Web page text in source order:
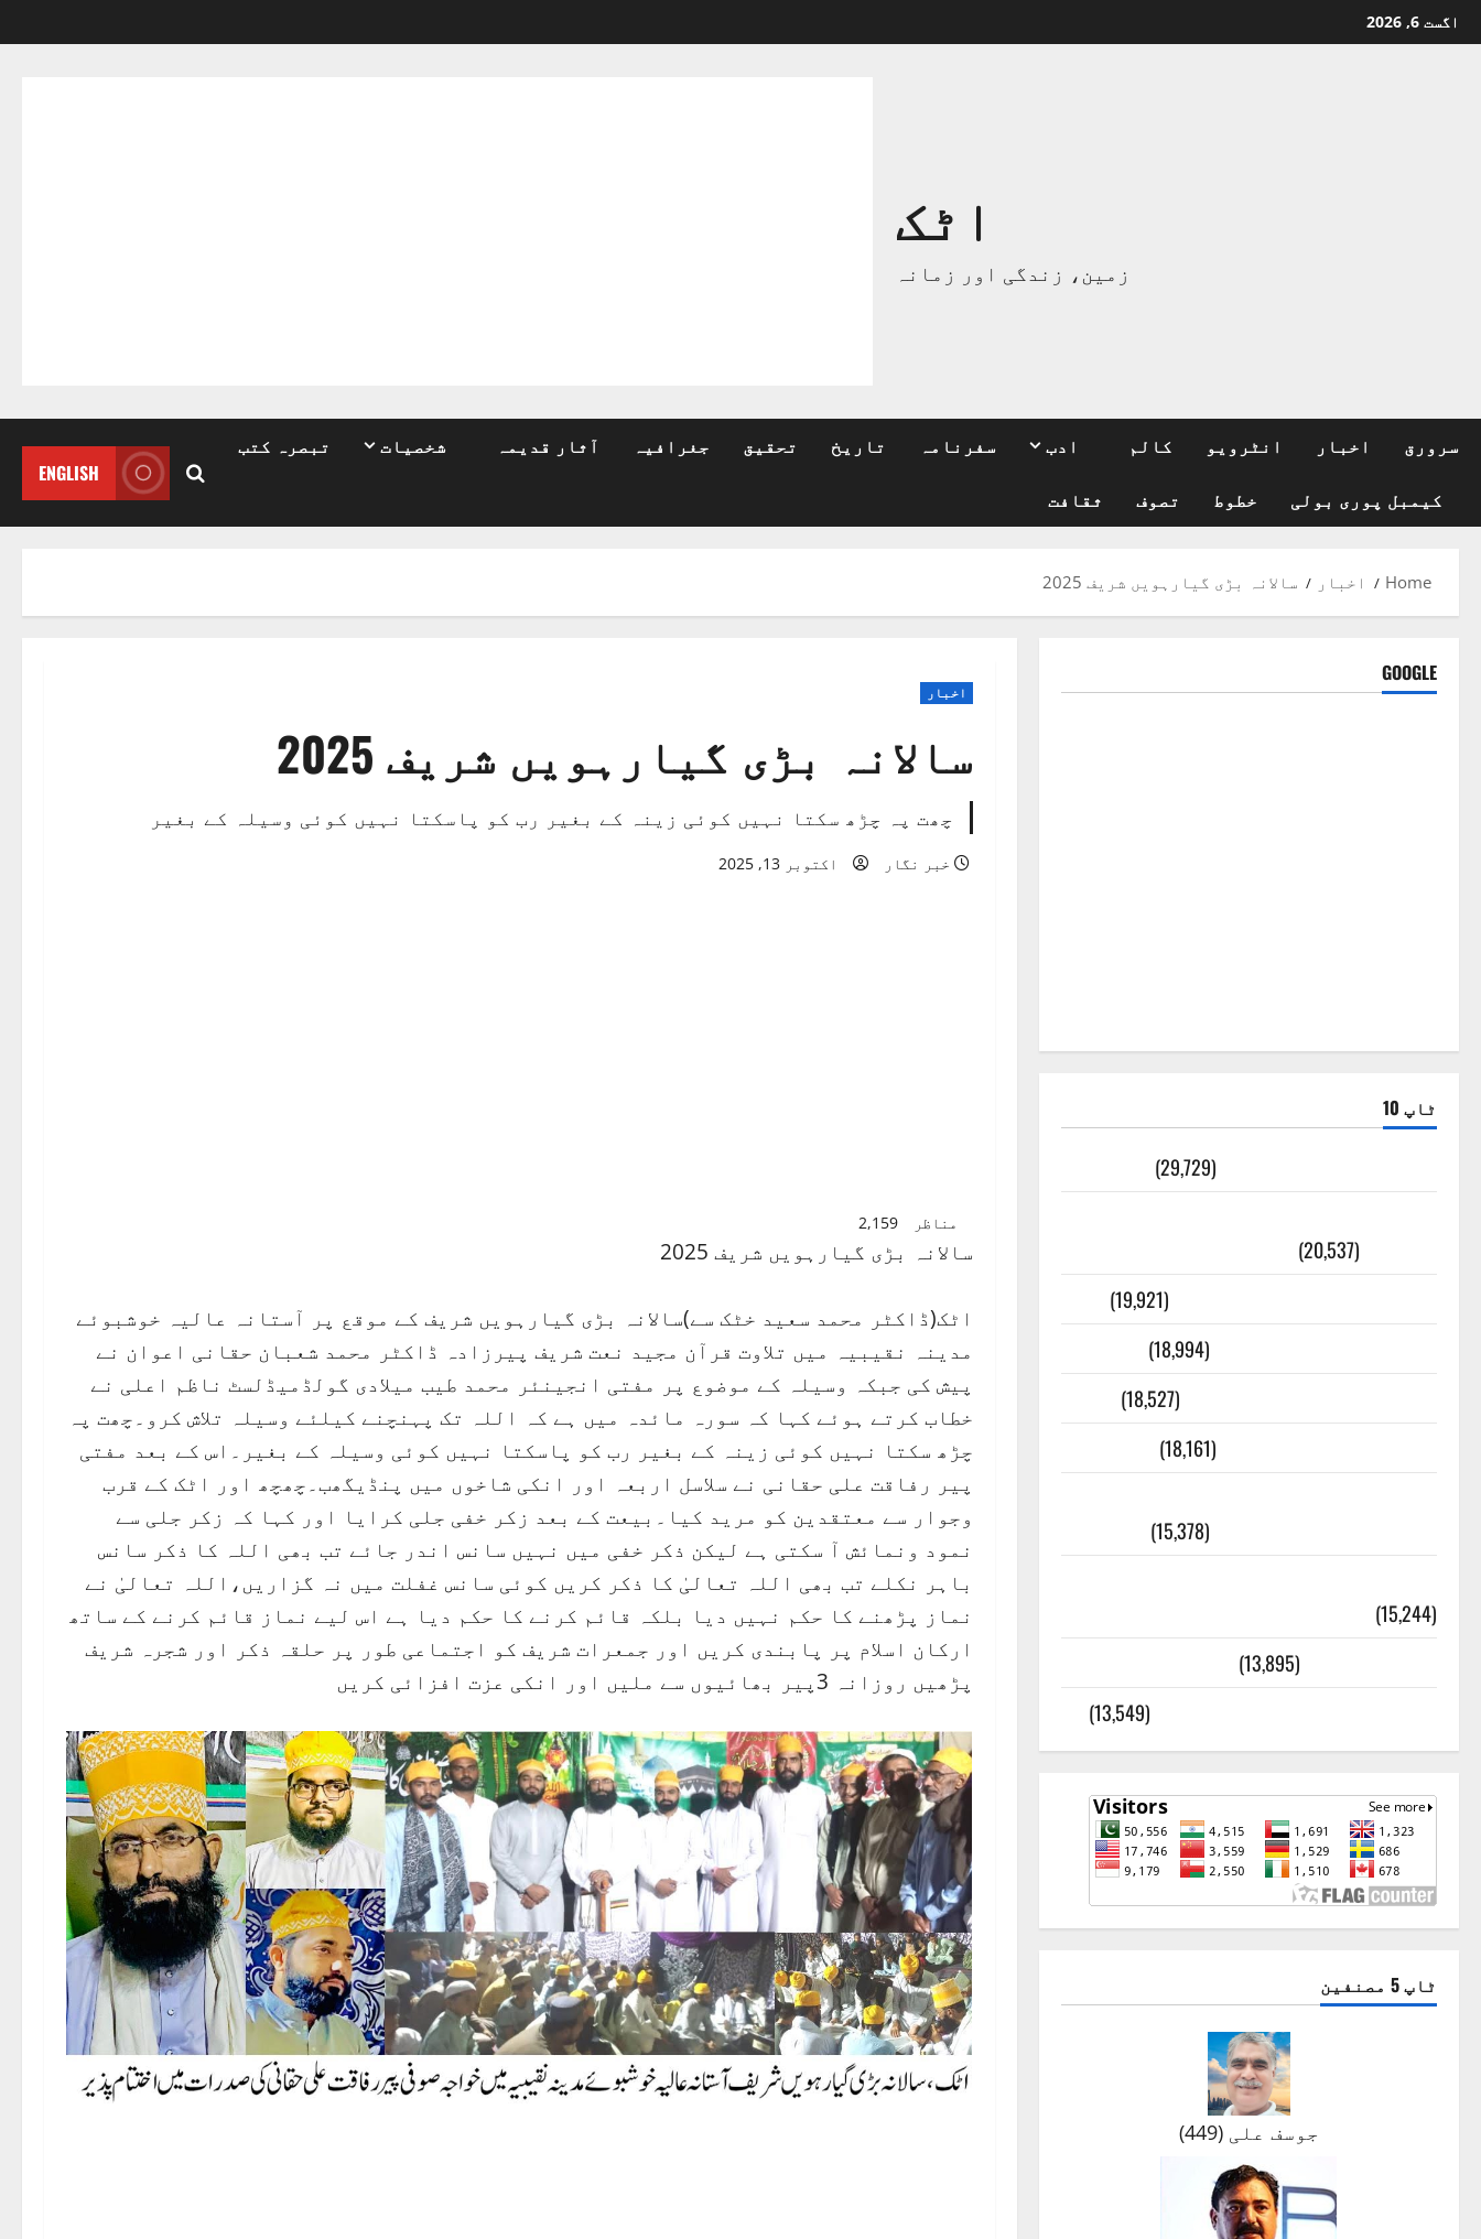
Skip
to
اگست 6, 2026
اٹک
زمین، زندگی اور زمانہ
سرورق اخبار انٹرویو کالم ادب سفرنامہ تاریخ تحقیق جغرافیہ آثار قدیمہ شخصیات تبصرہ کتب
کیمبل پوری بولی خطوط تصوف ثقافت
ENGLISH
Home اخبار سالانہ بڑی گیارہویں شریف 2025
اخبار
سالانہ بڑی گیارہویں شریف 2025
چھت پہ چڑھ سکتا نہیں کوئی زینہ کے بغیر رب کو پاسکتا نہیں کوئی وسیلہ کے بغیر
خبر نگار اکتوبر 13, 2025
مناظر 2,159
سالانہ بڑی گیارہویں شریف 2025
اٹک(ڈاکٹر محمد سعید خٹک سے)سالانہ بڑی گیارہویں شریف کے موقع پر آستانہ عالیہ خوشبوئے
مدینہ نقیبیہ میں تلاوت قرآن مجید نعت شریف پیرزادہ ڈاکٹر محمد شعبان حقانی اعوان نے
پیش کی جبکہ وسیلہ کے موضوع پر مفتی انجینئر محمد طیب میلادی گولڈمیڈلسٹ ناظم اعلی نے
خطاب کرتے ہوئے کہا کہ سورہ مائدہ میں ہے کہ اللہ تک پہنچنے کیلئے وسیلہ تلاش کرو۔چھت پہ
چڑھ سکتا نہیں کوئی زینہ کے بغیر رب کو پاسکتا نہیں کوئی وسیلہ کے بغیر۔اس کے بعد مفتی
پیر رفاقت علی حقانی نے سلاسل اربعہ اور انکی شاخوں میں پنڈیگھب۔چھچھ اور اٹک کے قرب
وجوار سے معتقدین کو مرید کیا۔بیعت کے بعد زکر خفی جلی کرایا اور کہا کہ زکر جلی سے
نمود ونمائش آ سکتی ہے لیکن ذکر خفی میں نہیں سانس اندر جائے تب بھی اللہ کا ذکر سانس
باہر نکلے تب بھی اللہ تعالیٰ کا ذکر کریں کوئی سانس غفلت میں نہ گزاریں،اللہ تعالیٰ نے
نماز پڑھنے کا حکم نہیں دیا بلکہ قائم کرنے کا حکم دیا ہے اس لیے نماز قائم کرنے کے ساتھ
ارکان اسلام پر پابندی کریں اور جمعرات شریف کو اجتماعی طور پر حلقہ ذکر اور شجرہ شریف
پڑھیں روزانہ 3پیر بھائیوں سے ملیں اور انکی عزت افزائی کریں
GOOGLE
ٹاپ 10
(29,729)
(20,537)
(19,921)
(18,994)
(18,527)
(18,161)
(15,378)
(15,244)
(13,895)
(13,549)
ٹاپ 5 مصنفین
جوسف علی(
449
)